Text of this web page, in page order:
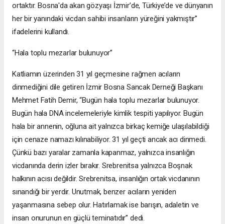
ortaktır. Bosna'da akan gözyaşı İzmir’de, Türkiye’de ve dünyanın
her bir yanındaki vicdan sahibi insanların yüreğini yakmıştır”
ifadelerini kullandı.
“Hala toplu mezarlar bulunuyor”
Katliamın üzerinden 31 yıl geçmesine rağmen acıların
dinmediğini dile getiren İzmir Bosna Sancak Derneği Başkanı
Mehmet Fatih Demir, “Bugün hala toplu mezarlar bulunuyor.
Bugün hala DNA incelemeleriyle kimlik tespiti yapılıyor. Bugün
hala bir annenin, oğluna ait yalnızca birkaç kemiğe ulaşılabildiği
için cenaze namazı kılınabiliyor. 31 yıl geçti ancak acı dinmedi.
Çünkü bazı yaralar zamanla kapanmaz, yalnızca insanlığın
vicdanında derin izler bırakır. Srebrenitsa yalnızca Boşnak
halkının acısı değildir. Srebrenitsa, insanlığın ortak vicdanının
sınandığı bir yerdir. Unutmak, benzer acıların yeniden
yaşanmasına sebep olur. Hatırlamak ise barışın, adaletin ve
insan onurunun en güçlü teminatıdır” dedi.